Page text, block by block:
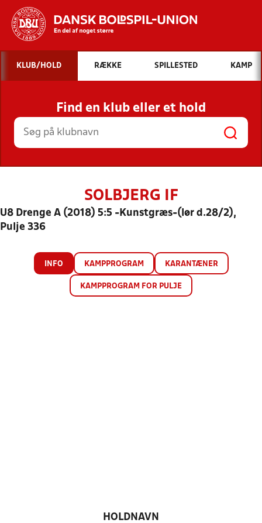
Hvad vil du søge efter?
INDHOLD OG NYHEDER
STILLINGER, RESULTATER, KLUBBER OG
HOLD
KLUB/HOLD RÆKKE SPILLESTED KAMP
Find en klub eller et hold
SOLBJERG IF
U8 Drenge A (2018) 5:5 -Kunstgræs-(lør d.28/2),
Pulje 336
INFO KAMPPROGRAM KARANTÆNER
KAMPPROGRAM FOR PULJE
HOLDNAVN